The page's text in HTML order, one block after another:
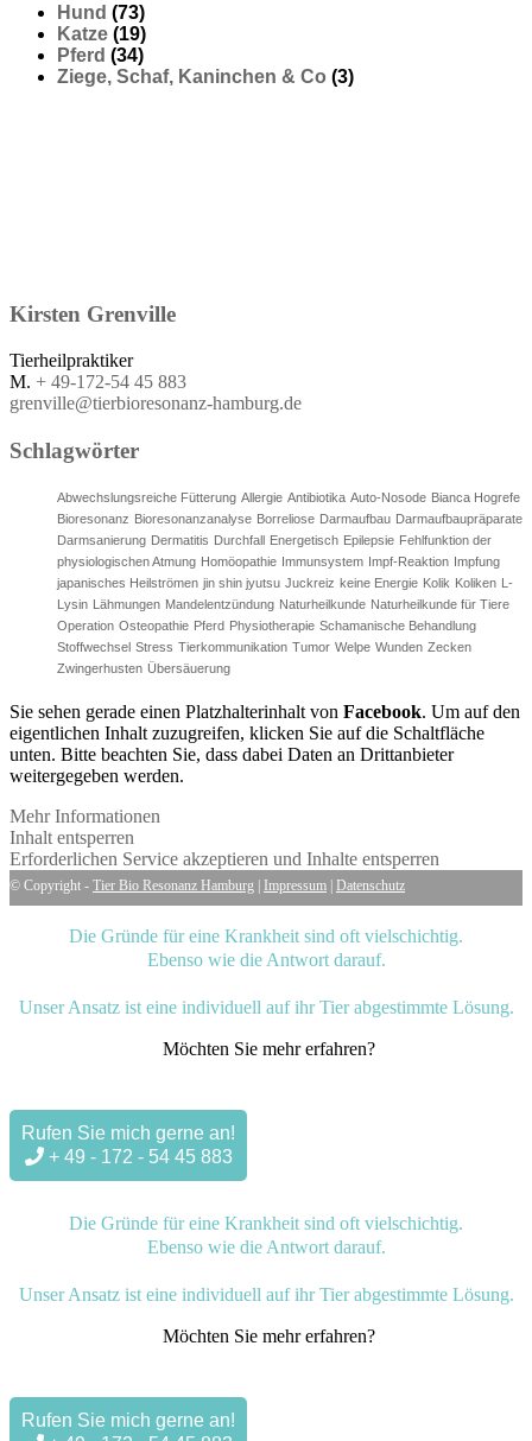
Hund (73)
Katze (19)
Pferd (34)
Ziege, Schaf, Kaninchen & Co (3)
Kirsten Grenville
Tierheilpraktiker
M. + 49-172-54 45 883
grenville@tierbioresonanz-hamburg.de
Schlagwörter
Abwechslungsreiche Fütterung Allergie Antibiotika Auto-Nosode Bianca Hogrefe
Bioresonanz Bioresonanzanalyse Borreliose Darmaufbau Darmaufbaupräparate
Darmsanierung Dermatitis Durchfall Energetisch Epilepsie Fehlfunktion der
physiologischen Atmung Homöopathie Immunsystem Impf-Reaktion Impfung
japanisches Heilströmen jin shin jyutsu Juckreiz keine Energie Kolik Koliken
L-
Lysin
Lähmungen Mandelentzündung Naturheilkunde Naturheilkunde für Tiere
Operation Osteopathie Pferd Physiotherapie Schamanische Behandlung
Stoffwechsel Stress Tierkommunikation Tumor Welpe Wunden Zecken
Zwingerhusten Übersäuerung
Sie sehen gerade einen Platzhalterinhalt von Facebook. Um auf den
eigentlichen Inhalt zuzugreifen, klicken Sie auf die Schaltfläche
unten. Bitte beachten Sie, dass dabei Daten an Drittanbieter
weitergegeben werden.
Mehr Informationen
Inhalt entsperren
Erforderlichen Service akzeptieren und Inhalte entsperren
© Copyright - Tier Bio Resonanz Hamburg Impressum Datenschutz
Die Gründe für eine Krankheit sind oft vielschichtig.
Ebenso wie die Antwort darauf.
Unser Ansatz ist eine individuell auf ihr Tier abgestimmte Lösung.
Möchten Sie mehr erfahren?
Rufen Sie mich gerne an!
+ 49 - 172 - 54 45 883
Die Gründe für eine Krankheit sind oft vielschichtig.
Ebenso wie die Antwort darauf.
Unser Ansatz ist eine individuell auf ihr Tier abgestimmte Lösung.
Möchten Sie mehr erfahren?
Rufen Sie mich gerne an!